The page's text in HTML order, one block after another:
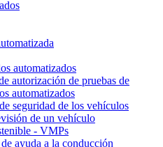
automatizados
autorización de pruebas de
automatizados
seguridad de los vehículos
de un vehículo
- VMPs
ayuda a la conducción